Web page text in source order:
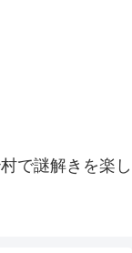
で謎解きを楽し